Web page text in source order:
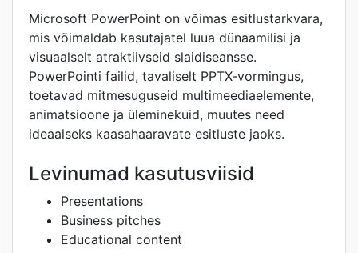
Microsoft PowerPoint on võimas esitlustarkvara,
mis võimaldab kasutajatel luua dünaamilisi ja
visuaalselt atraktiivseid slaidiseansse.
PowerPointi failid, tavaliselt PPTX-vormingus,
toetavad mitmesuguseid multimeediaelemente,
animatsioone ja üleminekuid, muutes need
ideaalseks kaasahaaravate esitluste jaoks.
Levinumad kasutusviisid
Presentations
Business pitches
Educational content